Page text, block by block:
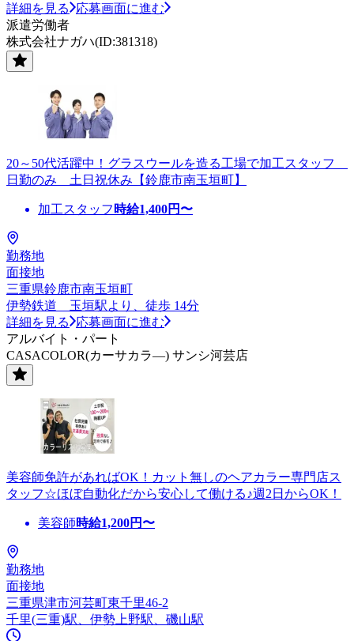
詳細を見る
応募画面に進む
派遣労働者
株式会社ナガハ(ID:381318)
20～50代活躍中！グラスウールを造る工場で加工スタッフ
日勤のみ 土日祝休み【鈴鹿市南玉垣町】
加工スタッフ 時給1,400円〜
勤務地
面接地
三重県鈴鹿市南玉垣町
伊勢鉄道 玉垣駅より、徒歩 14分
詳細を見る
応募画面に進む
アルバイト・パート
CASACOLOR(カーサカラ―) サンシ河芸店
美容師免許があればOK！カット無しのヘアカラー専門店ス
タッフ☆ほぼ自動化だから安心して働ける♪週2日からOK！
美容師時給1,200円〜
勤務地
面接地
三重県津市河芸町東千里46-2
千里(三重)駅、伊勢上野駅、磯山駅